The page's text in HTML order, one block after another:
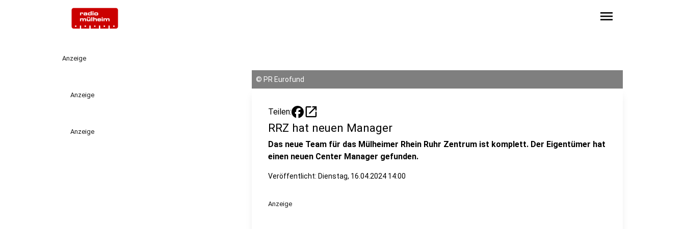
menu
Anzeige
Anzeige
Anzeige
© PR Eurofund
Teilen: open_in_new
RRZ hat neuen Manager
Das neue Team für das Mülheimer Rhein Ruhr Zentrum ist komplett. Der Eigentümer hat
einen neuen Center Manager gefunden.
Veröffentlicht: Dienstag, 16.04.2024 14:00
Anzeige